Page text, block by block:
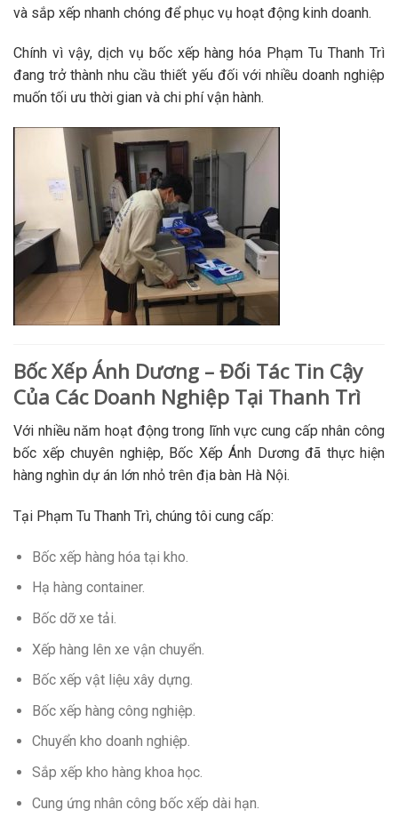
và sắp xếp nhanh chóng để phục vụ hoạt động kinh doanh.
Chính vì vậy, dịch vụ bốc xếp hàng hóa Phạm Tu Thanh Trì
đang trở thành nhu cầu thiết yếu đối với nhiều doanh nghiệp
muốn tối ưu thời gian và chi phí vận hành.
Bốc Xếp Ánh Dương – Đối Tác Tin Cậy
Của Các Doanh Nghiệp Tại Thanh Trì
Với nhiều năm hoạt động trong lĩnh vực cung cấp nhân công
bốc xếp chuyên nghiệp, Bốc Xếp Ánh Dương đã thực hiện
hàng nghìn dự án lớn nhỏ trên địa bàn Hà Nội.
Tại Phạm Tu Thanh Trì, chúng tôi cung cấp:
Bốc xếp hàng hóa tại kho.
Hạ hàng container.
Bốc dỡ xe tải.
Xếp hàng lên xe vận chuyển.
Bốc xếp vật liệu xây dựng.
Bốc xếp hàng công nghiệp.
Chuyển kho doanh nghiệp.
Sắp xếp kho hàng khoa học.
Cung ứng nhân công bốc xếp dài hạn.